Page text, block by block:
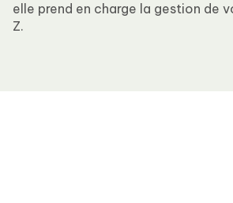
elle prend en charge la gestion de
Z.